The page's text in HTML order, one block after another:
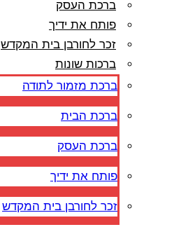
ברכת העסק
פותח את ידיך
זכר לחורבן בית המקדש
ברכות שונות
ברכת מזמור לתודה
ברכת הבית
ברכת העסק
פותח את ידיך
זכר לחורבן בית המקדש